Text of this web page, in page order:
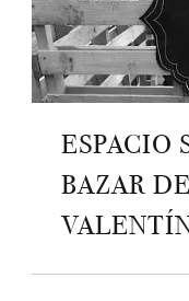
ESPACIO
BAZAR